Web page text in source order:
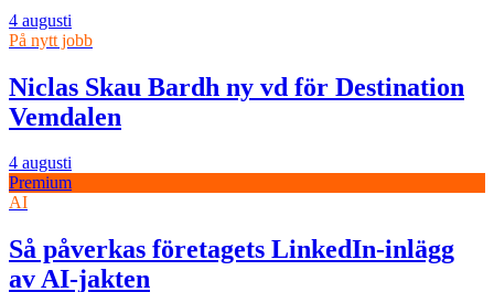
4 augusti
På nytt jobb
Niclas Skau Bardh ny vd för Destination
Vemdalen
4 augusti
Premium
AI
Så påverkas företagets LinkedIn-inlägg
av AI-jakten